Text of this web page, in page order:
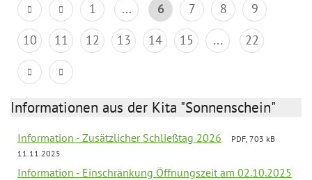
1 ... 6 7 8
9
10
11 12 13 14 15 ... 22
Informationen aus der Kita "Sonnenschein"
Information - Zusätzlicher Schließtag 2026
PDF, 703 kB
11.11.2025
Information - Einschränkung Öffnungszeit am 02.10.2025